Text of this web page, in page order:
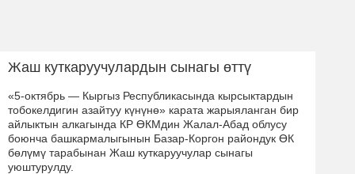
Жаш куткаруучулардын сынагы өттү
«5-октябрь — Кыргыз Республикасында кырсыктардын
тобокелдигин азайтуу күнүнө» карата жарыяланган бир
айлыктын алкагында КР ӨКМдин Жалал-Абад облусу
боюнча башкармалыгынын Базар-Коргон райондук ӨК
бөлүмү тарабынан Жаш куткаруучулар сынагы
уюштурулду.